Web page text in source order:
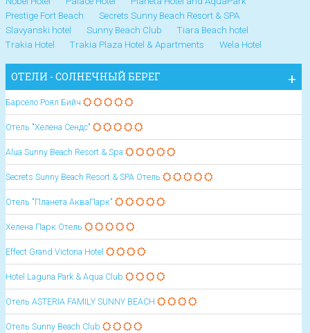
Prestige Fort Beach
Secrets Sunny Beach Resort & SPA
Slavyanski hotel
Sunny Beach Club
Tiara Beach hotel
Trakia Hotel
Trakia Plaza Hotel & Apartments Wela Hotel
ОТЕЛИ - СОЛНЕЧНЫЙ БЕРЕГ
Барсело Роял Бийч
Отель "Хелена Сендс"
Alua Sunny Beach Resort & Spa
Secrets Sunny Beach Resort & SPA Отель
Отель "Планета АкваПарк"
Хелена Парк Отель
Effect Grand Victoria Hotel
Hotel Laguna Park & Aqua Club
Oтель ASTERIA FAMILY SUNNY BEACH
Oтель Sunny Beach Club